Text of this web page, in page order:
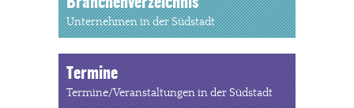
Branchenverzeichnis
Unternehmen in der Südstadt
Termine
Termine/Veranstaltungen in der Südstadt